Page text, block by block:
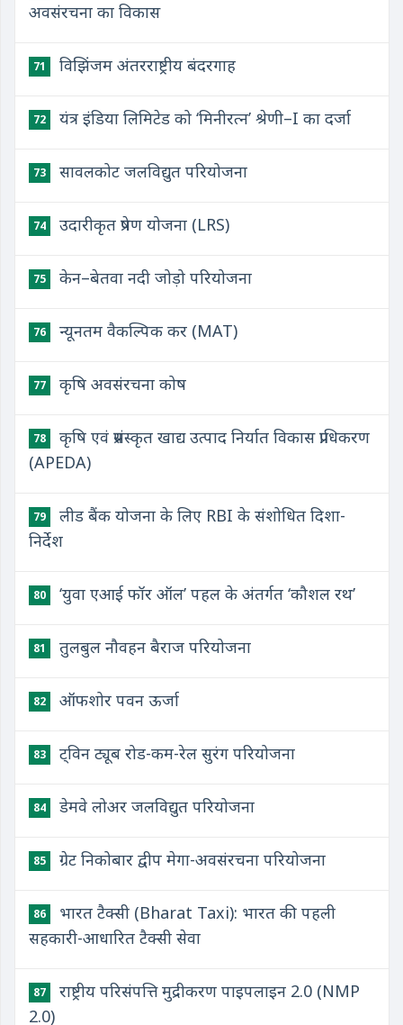
अवसंरचना का विकास
71 विझिंजम अंतरराष्ट्रीय बंदरगाह
72 यंत्र इंडिया लिमिटेड को ‘मिनीरत्न’ श्रेणी–I का दर्जा
73 सावलकोट जलविद्युत परियोजना
74 उदारीकृत प्रेषण योजना (LRS)
75 केन–बेतवा नदी जोड़ो परियोजना
76 न्यूनतम वैकल्पिक कर (MAT)
77 कृषि अवसंरचना कोष
78
कृषि एवं प्रसंस्कृत खाद्य उत्पाद निर्यात विकास प्राधिकरण
(APEDA)
79
लीड बैंक योजना के लिए RBI के संशोधित दिशा-
निर्देश
80 ‘युवा एआई फॉर ऑल’ पहल के अंतर्गत ‘कौशल रथ’
81 तुलबुल नौवहन बैराज परियोजना
82 ऑफशोर पवन ऊर्जा
83 ट्विन ट्यूब रोड-कम-रेल सुरंग परियोजना
84 डेमवे लोअर जलविद्युत परियोजना
85 ग्रेट निकोबार द्वीप मेगा-अवसंरचना परियोजना
86
भारत टैक्सी (Bharat Taxi): भारत की पहली
सहकारी-आधारित टैक्सी सेवा
87
राष्ट्रीय परिसंपत्ति मुद्रीकरण पाइपलाइन 2.0 (NMP
2.0)